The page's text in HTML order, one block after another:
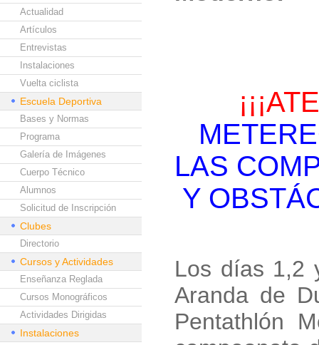
Actualidad
Artículos
Entrevistas
Instalaciones
Vuelta ciclista
Escuela Deportiva
Bases y Normas
Programa
Galería de Imágenes
Cuerpo Técnico
Alumnos
Solicitud de Inscripción
Clubes
Directorio
Cursos y Actividades
Enseñanza Reglada
Cursos Monográficos
Actividades Dirigidas
Instalaciones
LAS
Y
Los días 1,2
Aranda de
Pentathlón